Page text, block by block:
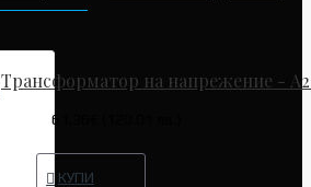
Трансформатор на напрежение -
61.36€ (120.01 лв.)
КУПИ